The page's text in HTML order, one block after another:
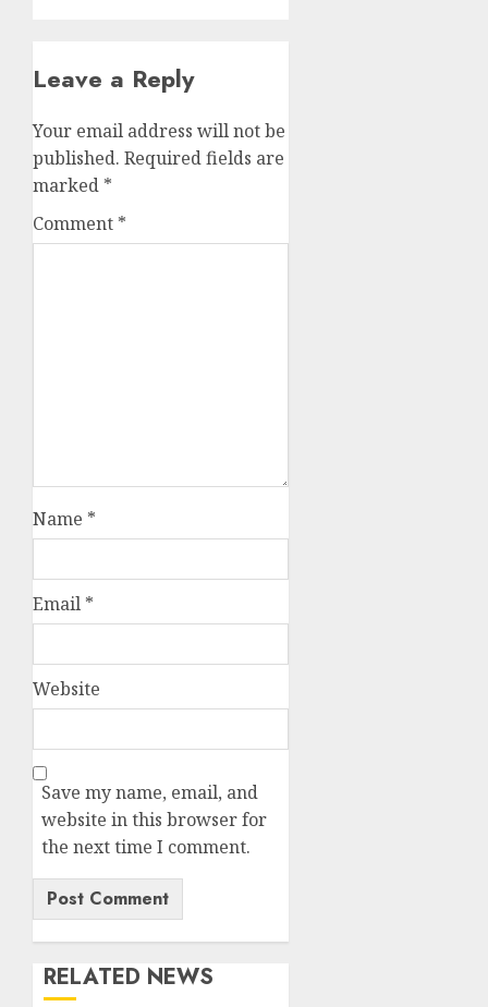
Leave a Reply
Your email address will not be
published. Required fields are
marked *
Comment *
Name *
Email *
Website
Save my name, email, and
website in this browser for
the next time I comment.
RELATED NEWS